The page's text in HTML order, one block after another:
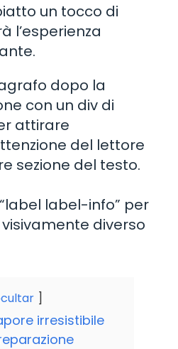
un tocco di
l’esperienza
dopo la
con un div di
attirare
del lettore
sezione del testo.
label-info” per
diverso
irresistibile